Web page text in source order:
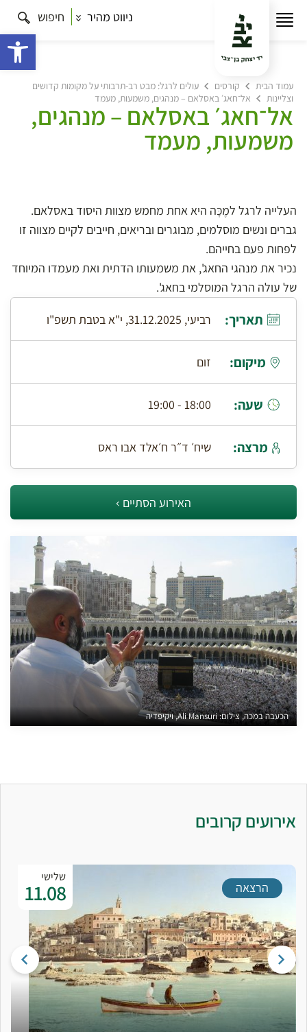
ניווט מהיר חיפוש
עמוד הבית קורסים
עולים לרגל: מבט רב-תרבותי על מקומות קדושים
וצליינות
אל־חאג׳ באסלאם – מנהגים, משמעות, מעמד
אל־חאג׳ באסלאם – מנהגים,
משמעות, מעמד
העלייה לרגל למֶכָּה היא אחת מחמש מצוות היסוד באסלאם.
גברים ונשים מוסלמים, מבוגרים ובריאים, חייבים לקיים מצווה זו
לפחות פעם בחייהם.
נכיר את מנהגי החאג', את משמעותו הדתית ואת מעמדו המיוחד
של עולה הרגל המוסלמי בחאג'.
תאריך: רביעי, 31.12.2025, י"א בטבת תשפ"ו
מיקום: זום
שעה: 18:00 - 19:00
מרצה: שיח׳ ד״ר ח׳אלד אבו ראס
האירוע הסתיים
הכעבה במכה, צילום: Ali Mansuri, ויקיפדיה
אירועים קרובים
שלישי
11.08 הרצאה